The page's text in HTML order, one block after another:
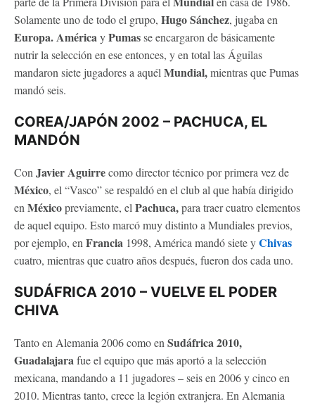
Solamente uno de todo el grupo, Hugo Sánchez, jugaba en
Europa. AméricayPumasse encargaron de básicamente
nutrir la selección en ese entonces, y en total las Águilas
mandaron siete jugadores a aquélMundial,mientras que Pumas
mandó seis.
COREA/JAPÓN 2002 – PACHUCA, EL
MANDÓN
ConJavier Aguirrecomo director técnico por primera vez de
México, el “Vasco” se respaldó en el club al que había dirigido
enMéxicopreviamente, elPachuca,para traer cuatro elementos
de aquel equipo. Esto marcó muy distinto a Mundiales previos,
por ejemplo, enFrancia 1998, América mandó siete yChivas
cuatro, mientras que cuatro años después, fueron dos cada uno.
SUDÁFRICA 2010 – VUELVE EL PODER
CHIVA
Tanto en Alemania 2006 como enSudáfrica 2010,
Guadalajarafue el equipo que más aportó a la selección
mexicana, mandando a 11 jugadores – seis en 2006 y cinco en
2010. Mientras tanto, crece la legión extranjera. En Alemania